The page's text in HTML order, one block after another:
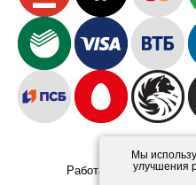
Мы
улучшения
Работает на